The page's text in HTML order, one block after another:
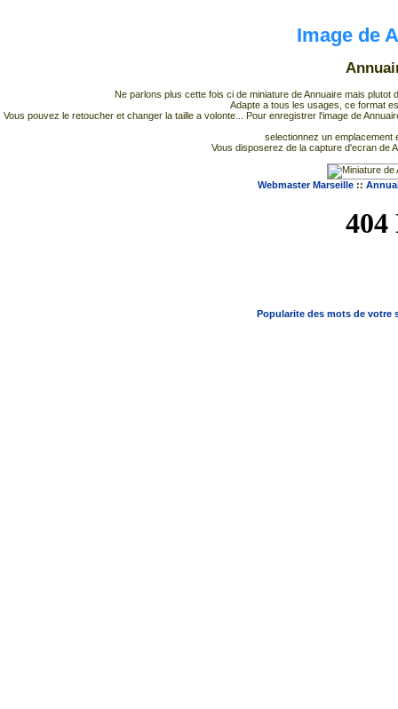
Image de
Ne parlons plus cette fois ci de miniature de Annuaire mais
Adapte a tous les usages, ce format
Vous pouvez le retoucher et changer la taille a volonte... Pour enregistrer l'image de
selectionnez un emplacement
Vous disposerez de la capture d'ecran de
Webmaster Marseille::
Popularite des mots de votre